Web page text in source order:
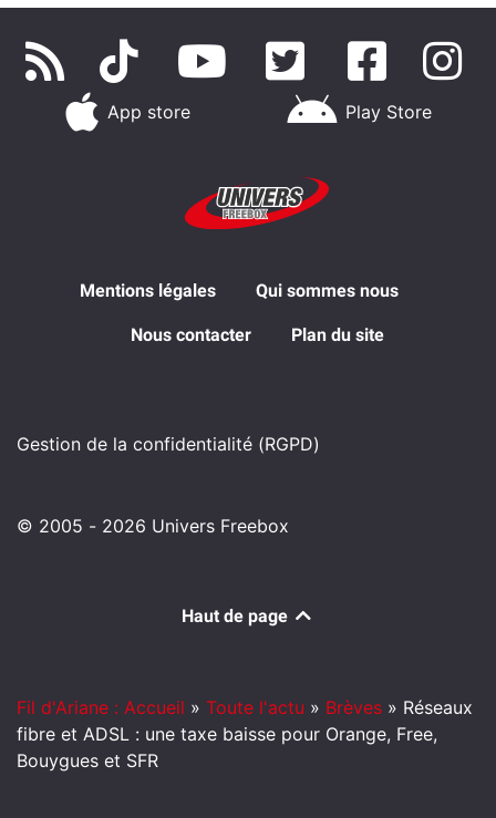
App store Play Store
Mentions légales Qui sommes nous
Nous contacter Plan du site
Gestion de la confidentialité (RGPD)
© 2005 - 2026 Univers Freebox
Haut de page
Fil d'Ariane : Accueil » Toute l'actu » Brèves » Réseaux
fibre et ADSL : une taxe baisse pour Orange, Free,
Bouygues et SFR